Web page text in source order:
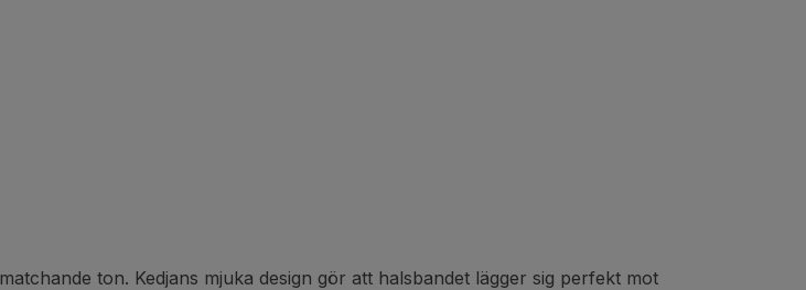
ton. Kedjans mjuka design gör att halsbandet lägger sig perfekt mot